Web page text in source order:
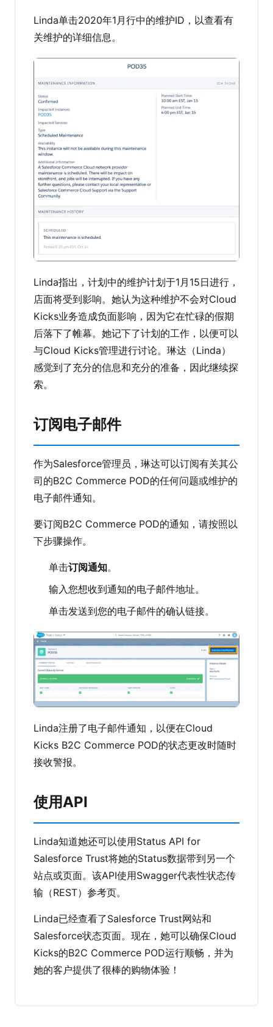
Linda单击2020年1月行中的维护ID，以查看有
关维护的详细信息。
Linda指出，计划中的维护计划于1月15日进行，
店面将受到影响。她认为这种维护不会对Cloud
Kicks业务造成负面影响，因为它在忙碌的假期
后落下了帷幕。她记下了计划的工作，以便可以
与Cloud Kicks管理进行讨论。琳达（Linda）
感觉到了充分的信息和充分的准备，因此继续探
索。
订阅电子邮件
作为Salesforce管理员，琳达可以订阅有关其公
司的B2C Commerce POD的任何问题或维护的
电子邮件通知。
要订阅B2C Commerce POD的通知，请按照以
下步骤操作。
单击订阅通知。
输入您想收到通知的电子邮件地址。
单击发送到您的电子邮件的确认链接。
Linda注册了电子邮件通知，以便在Cloud
Kicks B2C Commerce POD的状态更改时随时
接收警报。
使用API
Linda知道她还可以使用Status API for
Salesforce Trust将她的Status数据带到另一个
站点或页面。该API使用Swagger代表性状态传
输（REST）参考页。
Linda已经查看了Salesforce Trust网站和
Salesforce状态页面。现在，她可以确保Cloud
Kicks的B2C Commerce POD运行顺畅，并为
她的客户提供了很棒的购物体验！